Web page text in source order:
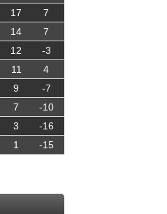
17 7
14 7
12 -3
11 4
9 -7
7 -10
3 -16
1 -15